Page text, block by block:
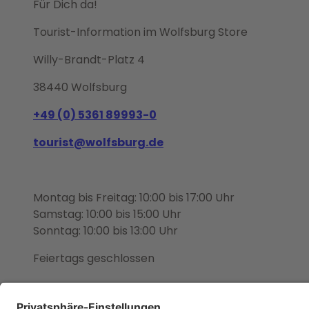
Für Dich da!
Tourist-Information im Wolfsburg Store
Willy-Brandt-Platz 4
38440 Wolfsburg
+49 (0) 5361 89993-0
tourist@wolfsburg.de
Montag bis Freitag: 10:00 bis 17:00 Uhr
Samstag: 10:00 bis 15:00 Uhr
Sonntag: 10:00 bis 13:00 Uhr
Feiertags geschlossen